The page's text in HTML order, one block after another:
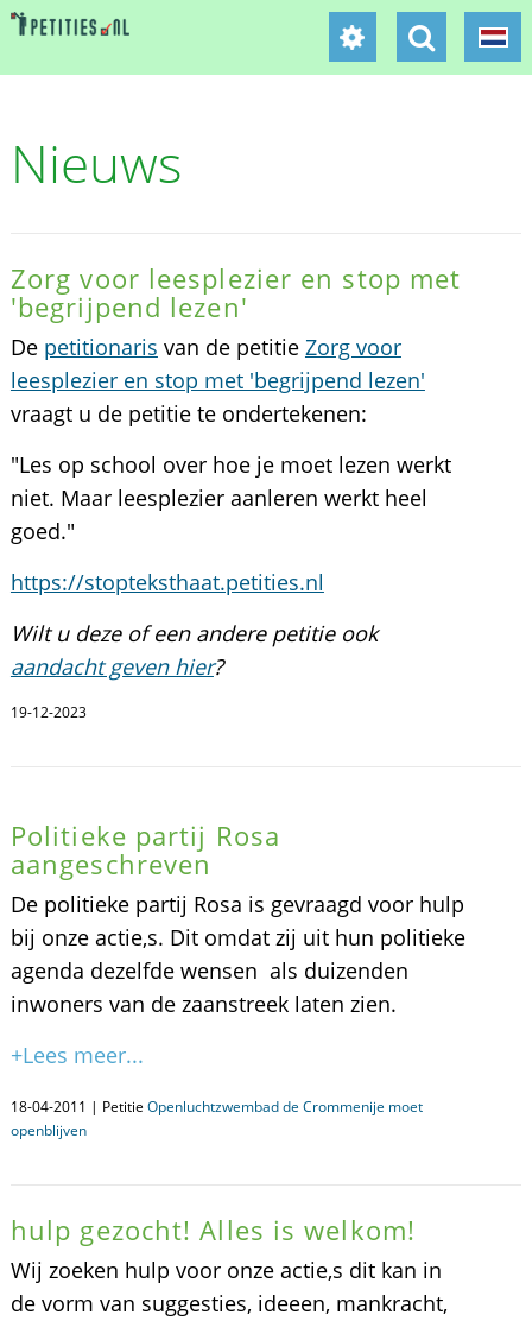
Nieuws
Zorg voor leesplezier en stop met
'begrijpend lezen'
De petitionaris van de petitie Zorg voor
leesplezier en stop met 'begrijpend lezen'
vraagt u de petitie te ondertekenen:
"Les op school over hoe je moet lezen werkt
niet. Maar leesplezier aanleren werkt heel
goed."
https://stopteksthaat.petities.nl
Wilt u deze of een andere petitie ook
aandacht geven hier?
19-12-2023
Politieke partij Rosa
aangeschreven
De politieke partij Rosa is gevraagd voor hulp
bij onze actie,s. Dit omdat zij uit hun politieke
agenda dezelfde wensen als duizenden
inwoners van de zaanstreek laten zien.
+Lees meer...
18-04-2011 | Petitie Openluchtzwembad de Crommenije moet
openblijven
hulp gezocht! Alles is welkom!
Wij zoeken hulp voor onze actie,s dit kan in
de vorm van suggesties, ideeen, mankracht,